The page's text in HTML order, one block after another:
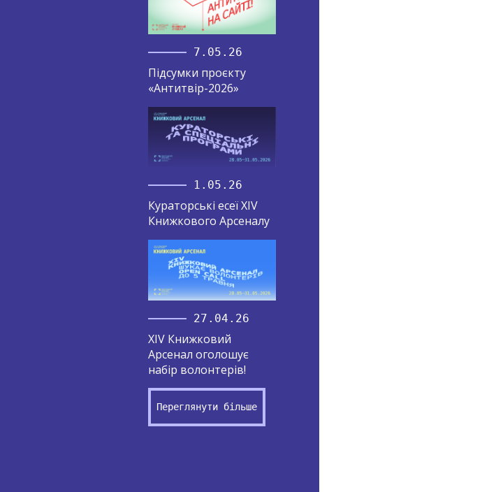
7.05.26
Підсумки проєкту
«Антитвір-2026»
1.05.26
Кураторські есеї XIV
Книжкового Арсеналу
27.04.26
XIV Книжковий
Арсенал оголошує
набір волонтерів!
Переглянути більше